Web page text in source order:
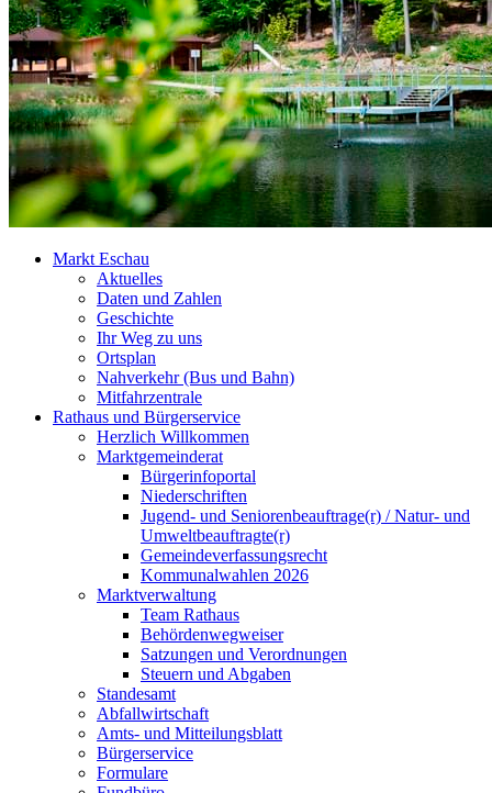
Markt Eschau
Aktuelles
Daten und Zahlen
Geschichte
Ihr Weg zu uns
Ortsplan
Nahverkehr (Bus und Bahn)
Mitfahrzentrale
Rathaus und Bürgerservice
Herzlich Willkommen
Marktgemeinderat
Bürgerinfoportal
Niederschriften
Jugend- und Seniorenbeauftrage(r) / Natur- und
Umweltbeauftragte(r)
Gemeindeverfassungsrecht
Kommunalwahlen 2026
Marktverwaltung
Team Rathaus
Behördenwegweiser
Satzungen und Verordnungen
Steuern und Abgaben
Standesamt
Abfallwirtschaft
Amts- und Mitteilungsblatt
Bürgerservice
Formulare